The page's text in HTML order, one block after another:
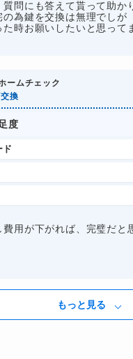
質問にも答えて貰って助か
の為鍵を交換は無理でしが
た時お願いしたいと思って
ームチェック
換
度
ド
費用が下がれば、完璧だと
もっと見る